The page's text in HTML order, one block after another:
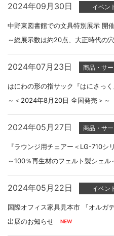
2024年09月30日 イベン
中野東図書館での文具特別展示 開
～総展示数は約20点、大正時代の
2024年07月23日 商品・サ
はにわの形の指サック『はにさっ
～＜2024年8月20日 全国発売＞～
2024年05月27日 商品・サ
『ラウンジ用チェアー＜LG-710シ
～100％再生材のフェルト製シェル
2024年05月22日 イベン
国際オフィス家具見本市 『オルガ
出展のお知らせ